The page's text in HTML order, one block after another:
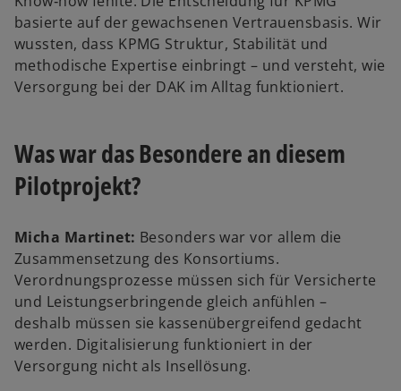
basierte auf der gewachsenen Vertrauensbasis. Wir
wussten, dass KPMG Struktur, Stabilität und
methodische Expertise einbringt – und versteht, wie
Versorgung bei der DAK im Alltag funktioniert.
Was war das Besondere an diesem
Pilotprojekt?
Micha Martinet: Besonders war vor allem die
Zusammensetzung des Konsortiums.
Verordnungsprozesse müssen sich für Versicherte
und Leistungserbringende gleich anfühlen –
deshalb müssen sie kassenübergreifend gedacht
werden. Digitalisierung funktioniert in der
Versorgung nicht als Insellösung.